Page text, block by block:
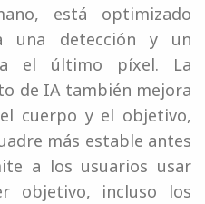
está optimizado
una detección y un
el último píxel. La
de IA también mejora
cuerpo y el objetivo,
más estable antes
a los usuarios usar
objetivo, incluso los